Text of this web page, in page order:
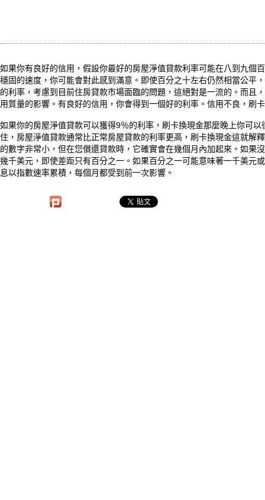
如果你有良好的信用，假設你最好的房屋淨值貸款利率可能在八到九個
穩固的速度，你可能會對此感到滿意。即使百分之十左右仍然相當公平
的利率，考慮到目前住房貸款市場面臨的問題，這絕對是一流的。而且
用質量的影響。有良好的信用，你會得到一個好的利率。信用不良，刷
如果你的房屋淨值貸款可以獲得9％的利率，刷卡換現金那麼晚上你可
住，房屋淨值貸款通常比正常房屋貸款的利率更高，刷卡換現金這就解
的數字非常小，但在您償還貸款時，它確實會在幾個月內加起來。如果
幾千美元，即使差距只有百分之一。如果百分之一可能意味著一千美元
息以指數速率累積，每個月都受到前一次影響。